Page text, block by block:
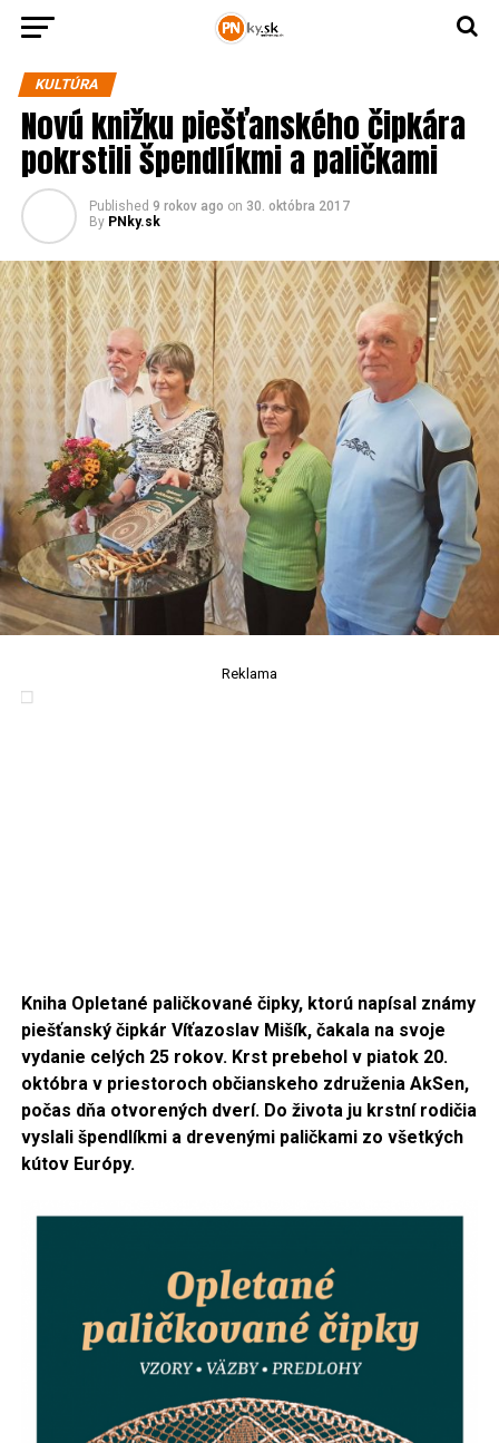
KULTÚRA
Novú knižku piešťanského čipkára
pokrstili špendlíkmi a paličkami
Published 9 rokov ago on 30. októbra 2017
By PNky.sk
Reklama
Kniha Opletané paličkované čipky, ktorú napísal známy
piešťanský čipkár Víťazoslav Mišík, čakala na svoje
vydanie celých 25 rokov. Krst prebehol v piatok 20.
októbra v priestoroch občianskeho združenia AkSen,
počas dňa otvorených dverí. Do života ju krstní rodičia
vyslali špendlíkmi a drevenými paličkami zo všetkých
kútov Európy.